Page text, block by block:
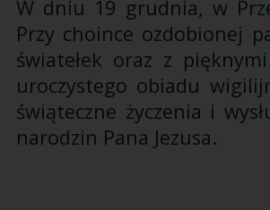
W dniu 19 grudnia, w
Przy choince ozdobionej
światełek oraz z
uroczystego obiadu
świąteczne życzenia i
narodzin Pana Jezusa.